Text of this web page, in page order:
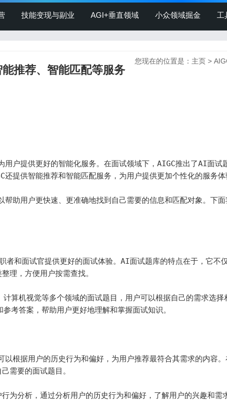
技能变现与副业 AGI+垂直领域 小众领域掘金 工
您现在的位置是： 主页 >
推荐、智能匹配等服务
户提供更好的智能化服务。在面试领域下，AIGC推出了AI面试
提供智能推荐和智能匹配服务，为用户提供更加个性化的服务
助用户更快速、更准确地找到自己需要的信息和匹配对象。下
者和面试官提供更好的面试体验。AI面试题库的特点在于，它不
理，方便用户按需查找。
算机视觉等多个领域的面试题目，用户可以根据自己的需求选择
考答案，帮助用户更好地理解和掌握面试知识。
以根据用户的历史行为和偏好，为用户推荐最符合其需求的内容
需要的面试题目。
为分析，通过分析用户的历史行为和偏好，了解用户的兴趣和需